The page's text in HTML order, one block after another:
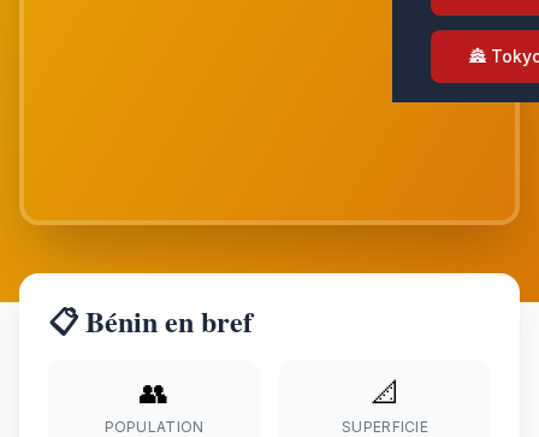
🏯
📋 Bénin en bref
👥
POPULATION
📐
SUPERFICIE